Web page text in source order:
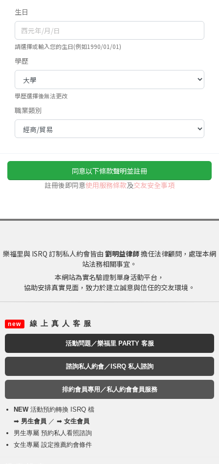
生日
請選擇或輸入您的生日(例如1990/01/01)
學歷
學歷選擇後無法更改
職業類別
同意以下條款聲明並註冊
註冊後即同意使用服務條款及交友安全事項
樂福里與 ISRQ 訂制私人約會皆由 劉明益律師擔任法律顧問，處理本網
站法務相關事宜。
本網站為實名驗證制單身活動平台，
協助安排真實見面，致力於建立誠意與信任的交友環境。
new 線 上 真 人 客 服
活動問題／樂福里 PARTY 客服
諮詢私人約會／ISRQ 私人諮詢
排約會員專用／私人約會會員服務
NEW活動預約轉換 ISRQ 檔
➡ 男生會員 ／ ➡ 女生會員
男生專屬 預約私人看照諮詢
女生專屬 設定推薦約會條件